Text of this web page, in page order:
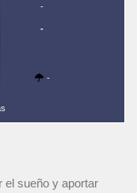
-
-
-
el sueño y aportar